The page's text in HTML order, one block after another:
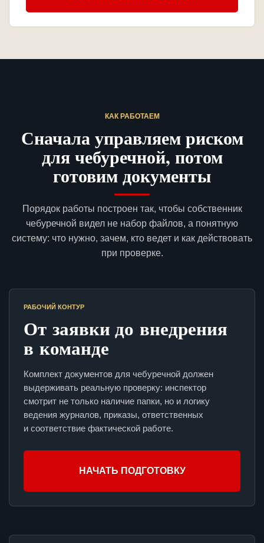
КАК РАБОТАЕМ
Сначала управляем риском
для чебуречной, потом
готовим документы
Порядок работы построен так, чтобы собственник
чебуречной видел не набор файлов, а понятную
систему: что нужно, зачем, кто ведет и как действовать
при проверке.
РАБОЧИЙ КОНТУР
От заявки до внедрения
в команде
Комплект документов для чебуречной должен
выдерживать реальную проверку: инспектор
смотрит не только наличие папки, но и логику
ведения журналов, приказы, ответственных
и соответствие фактической работе.
НАЧАТЬ ПОДГОТОВКУ